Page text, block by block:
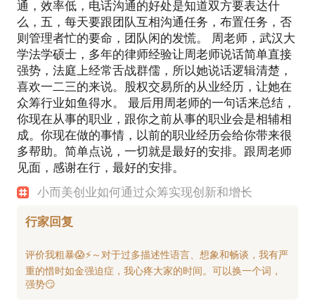
通，效率低，电话沟通的好处是知道双方要表达什
么，五，每天要跟团队互相沟通任务，布置任务，否
则管理者忙的要命，团队闲的发慌。 周老师，武汉大
学法学硕士，多年的律师经验让周老师说话简单直接
强势，法庭上经常舌战群儒，所以她说话逻辑清楚，
喜欢一二三的来说。股权交易所的从业经历，让她在
众筹行业如鱼得水。 最后用周老师的一句话来总结，
你现在从事的职业，跟你之前从事的职业会是相辅相
成。你现在做的事情，以前的职业经历会给你带来很
多帮助。简单点说，一切就是最好的安排。跟周老师
见面，感谢在行，最好的安排。
小而美创业如何通过众筹实现创新和增长
行家回复
评价我粗暴😱⚡～对于过多描述性语言、想象和畅谈，我有严
重的惜时如金强迫症，我心疼大家的时间。可以换一个词，